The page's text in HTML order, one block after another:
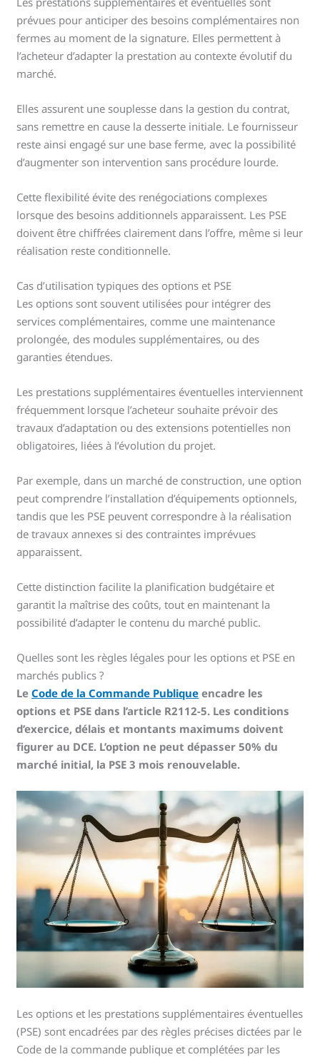
prévues pour anticiper des besoins complémentaires non
fermes au moment de la signature. Elles permettent à
l’acheteur d’adapter la prestation au contexte évolutif du
marché.
Elles assurent une souplesse dans la gestion du contrat,
sans remettre en cause la desserte initiale. Le fournisseur
reste ainsi engagé sur une base ferme, avec la possibilité
d’augmenter son intervention sans procédure lourde.
Cette flexibilité évite des renégociations complexes
lorsque des besoins additionnels apparaissent. Les PSE
doivent être chiffrées clairement dans l’offre, même si leur
réalisation reste conditionnelle.
Cas d’utilisation typiques des options et PSE
Les options sont souvent utilisées pour intégrer des
services complémentaires, comme une maintenance
prolongée, des modules supplémentaires, ou des
garanties étendues.
Les prestations supplémentaires éventuelles interviennent
fréquemment lorsque l’acheteur souhaite prévoir des
travaux d’adaptation ou des extensions potentielles non
obligatoires, liées à l’évolution du projet.
Par exemple, dans un marché de construction, une option
peut comprendre l’installation d’équipements optionnels,
tandis que les PSE peuvent correspondre à la réalisation
de travaux annexes si des contraintes imprévues
apparaissent.
Cette distinction facilite la planification budgétaire et
garantit la maîtrise des coûts, tout en maintenant la
possibilité d’adapter le contenu du marché public.
Quelles sont les règles légales pour les options et PSE en
marchés publics ?
LeCode de la Commande Publique encadre les
options et PSE dans l’article R2112-5. Les conditions
d’exercice, délais et montants maximums doivent
figurer au DCE. L’option ne peut dépasser 50% du
marché initial, la PSE 3 mois renouvelable.
Les options et les prestations supplémentaires éventuelles
(PSE) sont encadrées par des règles précises dictées par le
Code de la commande publique et complétées par les